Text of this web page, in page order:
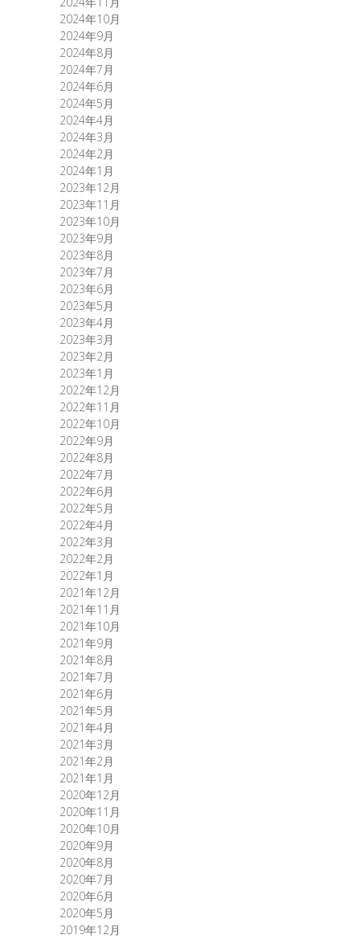
2024年10月
2024年9月
2024年8月
2024年7月
2024年6月
2024年5月
2024年4月
2024年3月
2024年2月
2024年1月
2023年12月
2023年11月
2023年10月
2023年9月
2023年8月
2023年7月
2023年6月
2023年5月
2023年4月
2023年3月
2023年2月
2023年1月
2022年12月
2022年11月
2022年10月
2022年9月
2022年8月
2022年7月
2022年6月
2022年5月
2022年4月
2022年3月
2022年2月
2022年1月
2021年12月
2021年11月
2021年10月
2021年9月
2021年8月
2021年7月
2021年6月
2021年5月
2021年4月
2021年3月
2021年2月
2021年1月
2020年12月
2020年11月
2020年10月
2020年9月
2020年8月
2020年7月
2020年6月
2020年5月
2019年12月